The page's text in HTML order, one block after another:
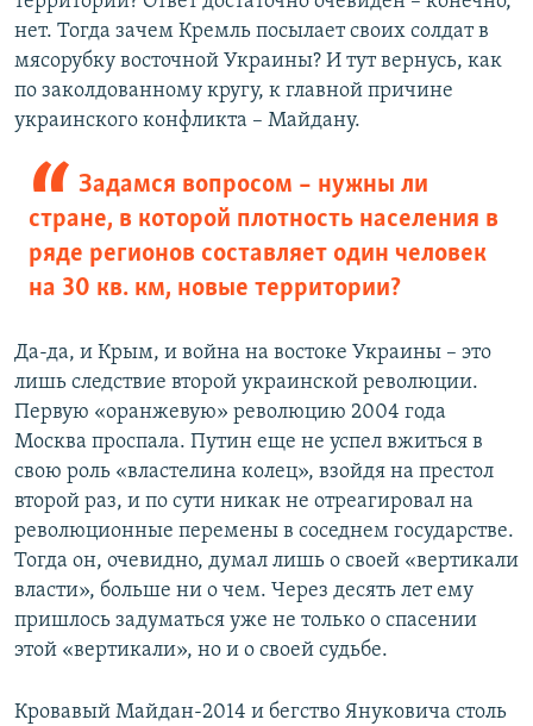
нет. Тогда зачем Кремль посылает своих солдат в
мясорубку восточной Украины? И тут вернусь, как
по заколдованному кругу, к главной причине
украинского конфликта – Майдану.
Задамся вопросом – нужны ли
стране, в которой плотность населения в
ряде регионов составляет один человек
на 30 кв. км, новые территории?
Да-да, и Крым, и война на востоке Украины – это
лишь следствие второй украинской революции.
Первую «оранжевую» революцию 2004 года
Москва проспала. Путин еще не успел вжиться в
свою роль «властелина колец», взойдя на престол
второй раз, и по сути никак не отреагировал на
революционные перемены в соседнем государстве.
Тогда он, очевидно, думал лишь о своей «вертикали
власти», больше ни о чем. Через десять лет ему
пришлось задуматься уже не только о спасении
этой «вертикали», но и о своей судьбе.
Кровавый Майдан-2014 и бегство Януковича столь